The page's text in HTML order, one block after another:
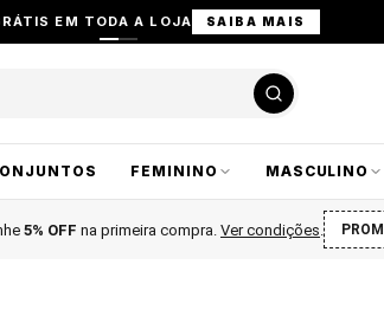
EM TODA A LOJA SAIBA MAIS
FEMININO MASCULINO
5% OFF na primeira compra Ver condições